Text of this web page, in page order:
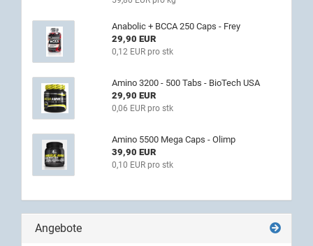
Anabolic + BCCA 250 Caps - Frey
29,90 EUR
0,12 EUR pro stk
Amino 3200 - 500 Tabs - BioTech USA
29,90 EUR
0,06 EUR pro stk
Amino 5500 Mega Caps - Olimp
39,90 EUR
0,10 EUR pro stk
Angebote